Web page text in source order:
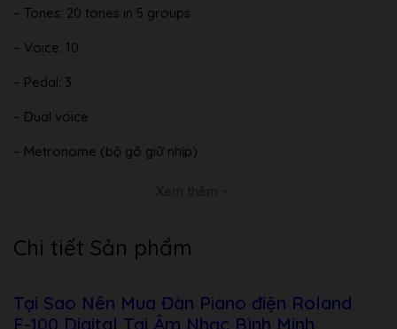
– Tones: 20 tones in 5 groups
– Voice: 10
– Pedal: 3
– Dual voice
– Metronome (bộ gõ giữ nhịp)
– Rec/Play (Thu âm và phát lại bài vừa đánh)
– Recording
Chi tiết Sản phẩm
Tại Sao Nên Mua Đàn Piano điện Roland
F-100 Digital Tại Âm Nhạc Bình Minh